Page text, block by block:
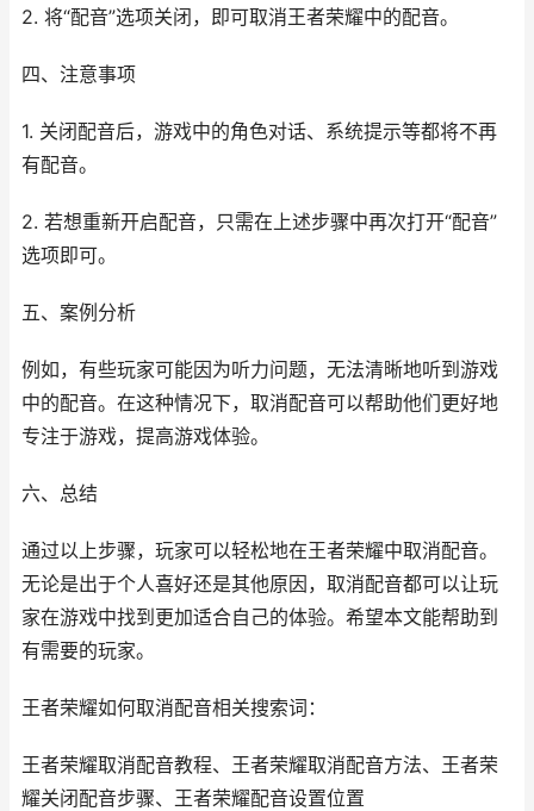
2. 将“配音”选项关闭，即可取消王者荣耀中的配音。
四、注意事项
1. 关闭配音后，游戏中的角色对话、系统提示等都将不再
有配音。
2. 若想重新开启配音，只需在上述步骤中再次打开“配音”
选项即可。
五、案例分析
例如，有些玩家可能因为听力问题，无法清晰地听到游戏
中的配音。在这种情况下，取消配音可以帮助他们更好地
专注于游戏，提高游戏体验。
六、总结
通过以上步骤，玩家可以轻松地在王者荣耀中取消配音。
无论是出于个人喜好还是其他原因，取消配音都可以让玩
家在游戏中找到更加适合自己的体验。希望本文能帮助到
有需要的玩家。
王者荣耀如何取消配音相关搜索词：
王者荣耀取消配音教程、王者荣耀取消配音方法、王者荣
耀关闭配音步骤、王者荣耀配音设置位置